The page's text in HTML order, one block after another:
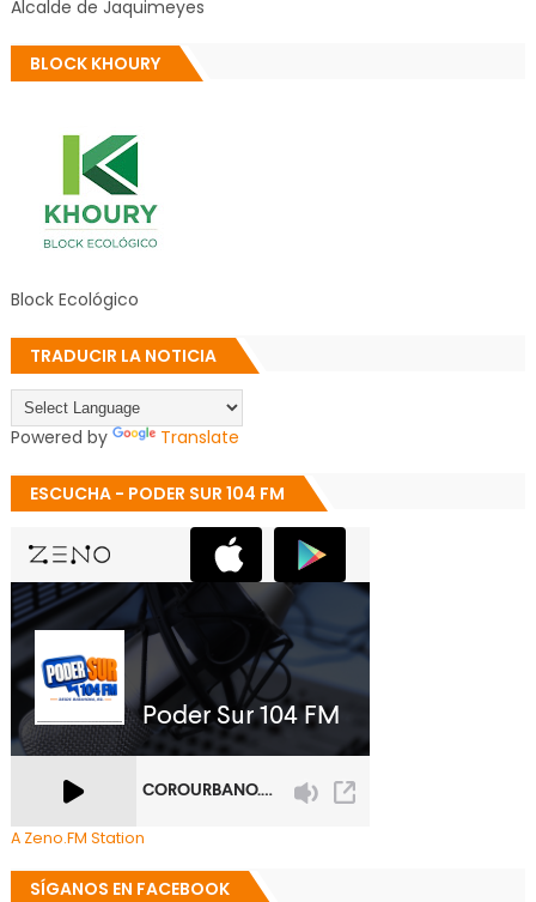
Alcalde de Jaquimeyes
BLOCK KHOURY
Block Ecológico
TRADUCIR LA NOTICIA
Powered by Translate
ESCUCHA - PODER SUR 104 FM
A Zeno.FM Station
SÍGANOS EN FACEBOOK